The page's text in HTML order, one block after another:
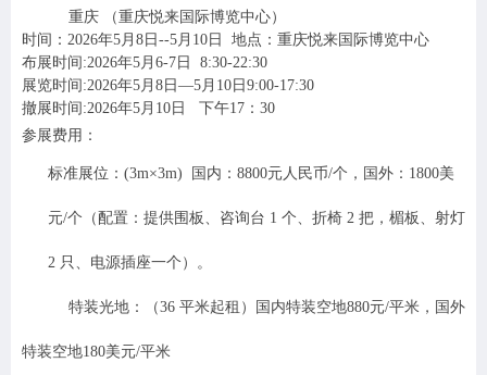
重庆 （重庆悦来国际博览中心）
时间：2026年5月8日--5月10日 地点： 重庆悦来国际博览中心
布展时间:2026年5月6-7日 8:30-22:30
展览时间:2026年5月8日—5月10日9:00-17:30
撤展时间:2026年5月10日 下午17：30
参展费用：
标准展位：(3m×3m) 国内：8800元人民币/个，国外：1800美
元/个 （配置：提供围板、咨询台 1 个、折椅 2 把，楣板、射灯
2 只、电源插座一个）。
特装光地：（36 平米起租）国内特装空地880元/平米，国外
特装空地180美元/平米